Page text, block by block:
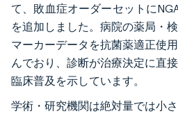
て、敗血症オーダーセットに
を追加しました。病院の薬局・
マーカーデータを抗菌薬適正使
んでおり、診断が治療決定に直
臨床普及を示しています。
学術・研究機関は絶対量では小